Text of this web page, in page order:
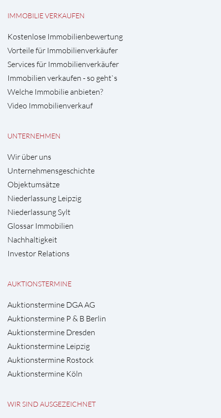
IMMOBILIE VERKAUFEN
Kostenlose Immobilienbewertung
Vorteile für Immobilienverkäufer
Services für Immobilienverkäufer
Immobilien verkaufen - so geht`s
Welche Immobilie anbieten?
Video Immobilienverkauf
UNTERNEHMEN
Wir über uns
Unternehmensgeschichte
Objektumsätze
Niederlassung Leipzig
Niederlassung Sylt
Glossar Immobilien
Nachhaltigkeit
Investor Relations
AUKTIONSTERMINE
Auktionstermine DGA AG
Auktionstermine P & B Berlin
Auktionstermine Dresden
Auktionstermine Leipzig
Auktionstermine Rostock
Auktionstermine Köln
WIR SIND AUSGEZEICHNET